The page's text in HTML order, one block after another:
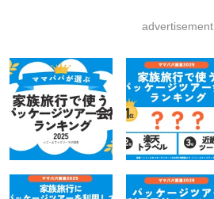
advertisement